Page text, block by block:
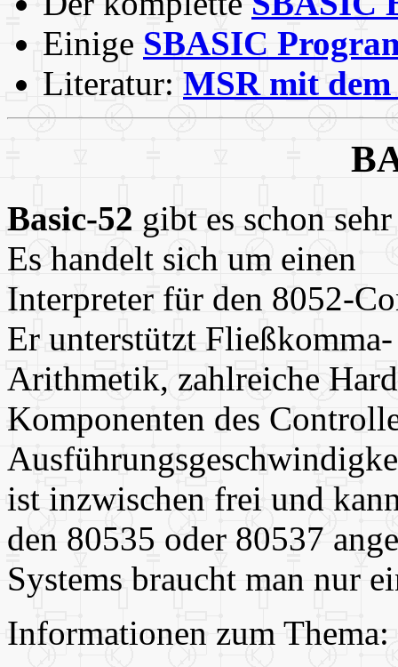
Einige SBASIC
Literatur: MSR mit
Basic-52 gibt es schon
Es handelt sich um einen
Interpreter für den 8052-
Er unterstützt Fließkomma-
Arithmetik, zahlreiche
Komponenten des
ist inzwischen frei und
den 80535 oder 80537
Systems braucht man nur
Informationen zum Thema: